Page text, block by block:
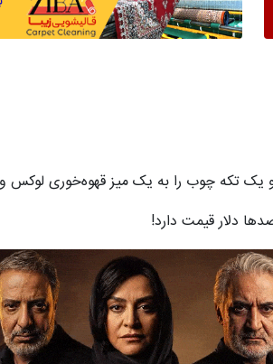
تکه چوب را به یک میز قهوه‌خوری لوکس و
دلار قیمت دارد!